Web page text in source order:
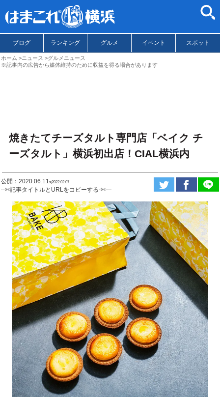
ブログ ランキング グルメ イベント スポット
ホーム ニュース
グルメニュース
※記事内の広告から媒体維持のために収益を得る場合があります
焼きたてチーズタルト専門店「ベイク チ
ーズタルト」横浜初出店！CIAL横浜内
公開：2020.06.11ಇ2022.02.07
--✄記事タイトルとURLをコピーする-✄—